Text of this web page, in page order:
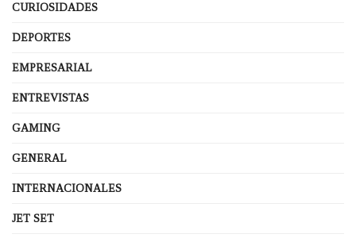
CURIOSIDADES
DEPORTES
EMPRESARIAL
ENTREVISTAS
GAMING
GENERAL
INTERNACIONALES
JET SET